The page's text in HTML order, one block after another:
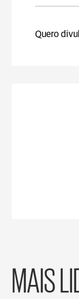
Quero
MAIS